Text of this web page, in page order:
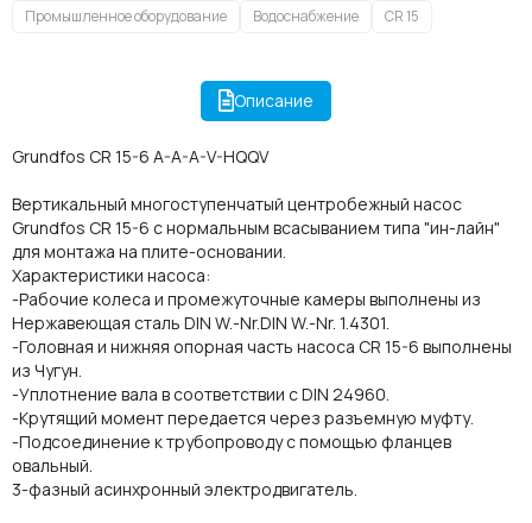
Промышленное оборудование Водоснабжение CR 15
Описание
Grundfos CR 15-6 A-A-A-V-HQQV
Вертикальный многоступенчатый центробежный насос
Grundfos CR 15-6 с нормальным всасыванием типа "ин-лайн"
для монтажа на плите-основании.
Характеристики насоса:
-Рабочие колеса и промежуточные камеры выполнены из
Нержавеющая сталь DIN W.-Nr.DIN W.-Nr. 1.4301.
-Головная и нижняя опорная часть насоса CR 15-6 выполнены
из Чугун.
-Уплотнение вала в соответствии с DIN 24960.
-Крутящий момент передается через разъемную муфту.
-Подсоединение к трубопроводу с помощью фланцев
овальный.
3-фазный асинхронный электродвигатель.